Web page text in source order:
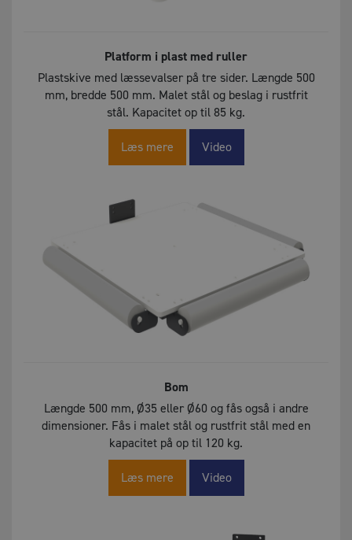
Platform i plast med ruller
Plastskive med læssevalser på tre sider. Længde 500
mm, bredde 500 mm. Malet stål og beslag i rustfrit
stål. Kapacitet op til 85 kg.
Læs mere Video
Bom
Længde 500 mm, Ø35 eller Ø60 og fås også i andre
dimensioner. Fås i malet stål og rustfrit stål med en
kapacitet på op til 120 kg.
Læs mere Video